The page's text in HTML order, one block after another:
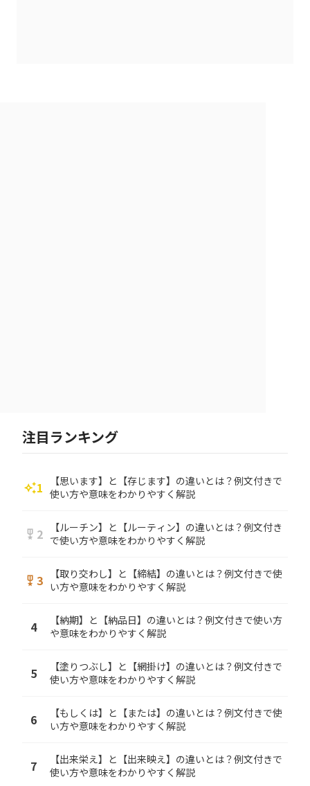
注目ランキング
auto_awesome1
【思います】と【存じます】の違いとは？例文付きで
使い方や意味をわかりやすく解説
military_tech 2
【ルーチン】と【ルーティン】の違いとは？例文付き
で使い方や意味をわかりやすく解説
military_tech 3
【取り交わし】と【締結】の違いとは？例文付きで使
い方や意味をわかりやすく解説
4
【納期】と【納品日】の違いとは？例文付きで使い方
や意味をわかりやすく解説
5
【塗りつぶし】と【網掛け】の違いとは？例文付きで
使い方や意味をわかりやすく解説
6
【もしくは】と【または】の違いとは？例文付きで使
い方や意味をわかりやすく解説
7
【出来栄え】と【出来映え】の違いとは？例文付きで
使い方や意味をわかりやすく解説